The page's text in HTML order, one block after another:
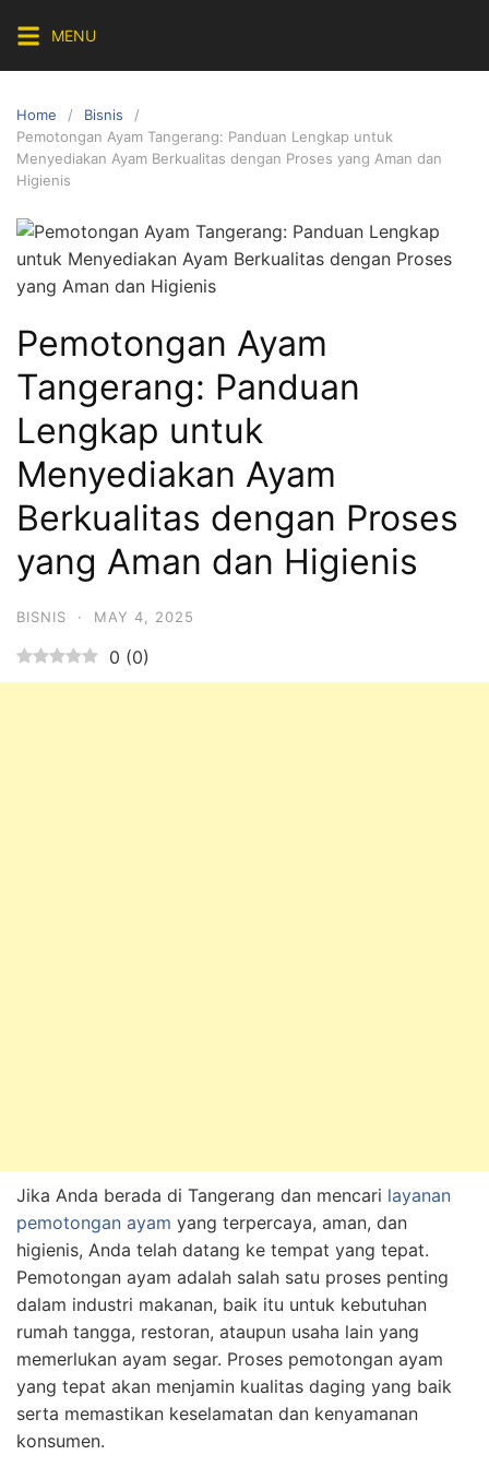
content
MENU
Home
Bisnis
Pemotongan Ayam Tangerang: Panduan Lengkap untuk
Menyediakan Ayam Berkualitas dengan Proses yang Aman dan
Higienis
Pemotongan Ayam
Tangerang: Panduan
Lengkap untuk
Menyediakan Ayam
Berkualitas dengan Proses
yang Aman dan Higienis
BISNIS · MAY 4, 2025
0 (0)
Jika Anda berada di Tangerang dan mencari layanan
pemotongan ayam yang terpercaya, aman, dan
higienis, Anda telah datang ke tempat yang tepat.
Pemotongan ayam adalah salah satu proses penting
dalam industri makanan, baik itu untuk kebutuhan
rumah tangga, restoran, ataupun usaha lain yang
memerlukan ayam segar. Proses pemotongan ayam
yang tepat akan menjamin kualitas daging yang baik
serta memastikan keselamatan dan kenyamanan
konsumen.